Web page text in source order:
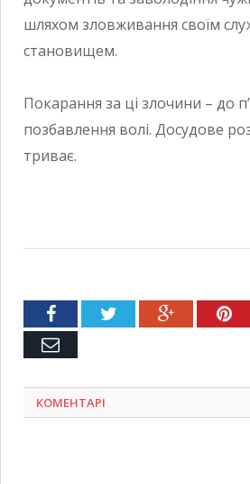
шляхом зловживання своїм
становищем.
Покарання за ці злочини – до
позбавлення волі. Досудове
триває.
FacebookTwitter Google+
Емейл
КОМЕНТАРІ